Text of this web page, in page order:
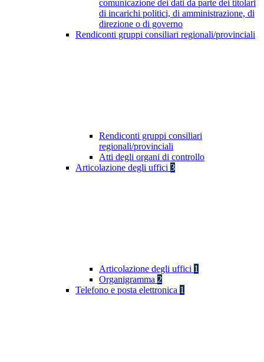
comunicazione dei dati da parte dei titolari
di incarichi politici, di amministrazione, di
direzione o di governo
Rendiconti gruppi consiliari regionali/provinciali
Rendiconti gruppi consiliari
regionali/provinciali
Atti degli organi di controllo
Articolazione degli uffici 3
Articolazione degli uffici 1
Organigramma 2
Telefono e posta elettronica 1